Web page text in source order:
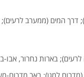
דרך המים (ממערב לרעים);
בארות נחרור,